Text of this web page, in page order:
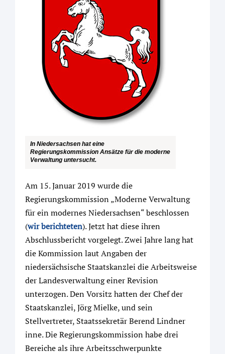
In Niedersachsen hat eine
Regierungskommission Ansätze für die moderne
Verwaltung untersucht.
Am 15. Januar 2019 wurde die
Regierungskommission „Moderne Verwaltung
für ein modernes Niedersachsen“ beschlossen
(wir berichteten). Jetzt hat diese ihren
Abschlussbericht vorgelegt. Zwei Jahre lang hat
die Kommission laut Angaben der
niedersächsische Staatskanzlei die Arbeitsweise
der Landesverwaltung einer Revision
unterzogen. Den Vorsitz hatten der Chef der
Staatskanzlei, Jörg Mielke, und sein
Stellvertreter, Staatssekretär Berend Lindner
inne. Die Regierungskommission habe drei
Bereiche als ihre Arbeitsschwerpunkte